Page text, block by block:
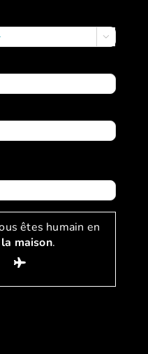

êtes humain en
la maison.